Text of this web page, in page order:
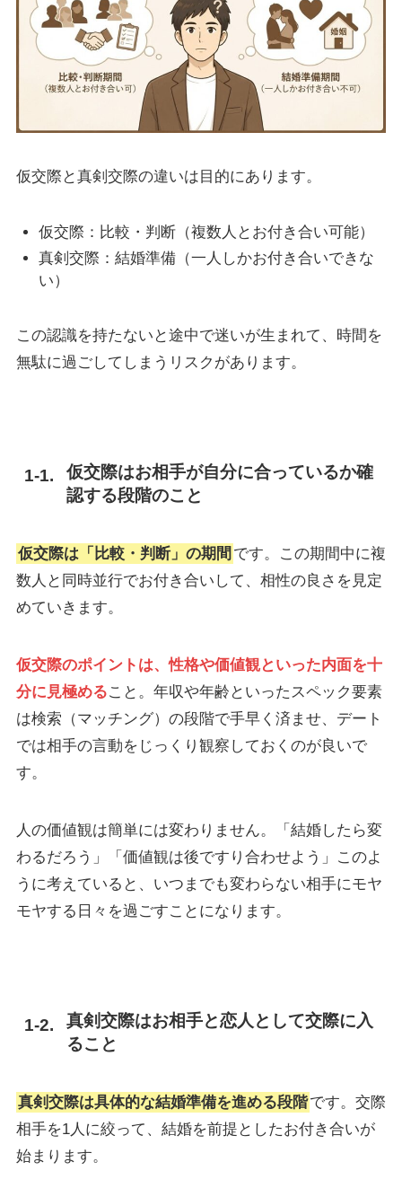
仮交際と真剣交際の違いは目的にあります。
仮交際：比較・判断（複数人とお付き合い可能）
真剣交際：結婚準備（一人しかお付き合いできな
い）
この認識を持たないと途中で迷いが生まれて、時間を
無駄に過ごしてしまうリスクがあります。
仮交際はお相手が自分に合っているか確
認する段階のこと
仮交際は「比較・判断」の期間 です。この期間中に複
数人と同時並行でお付き合いして、相性の良さを見定
めていきます。
仮交際のポイントは、性格や価値観といった内面を十
分に見極めること。年収や年齢といったスペック要素
は検索（マッチング）の段階で手早く済ませ、デート
では相手の言動をじっくり観察しておくのが良いで
す。
人の価値観は簡単には変わりません。「結婚したら変
わるだろう」「価値観は後ですり合わせよう」このよ
うに考えていると、いつまでも変わらない相手にモヤ
モヤする日々を過ごすことになります。
真剣交際はお相手と恋人として交際に入
ること
真剣交際は具体的な結婚準備を進める段階です。交際
相手を1人に絞って、結婚を前提としたお付き合いが
始まります。